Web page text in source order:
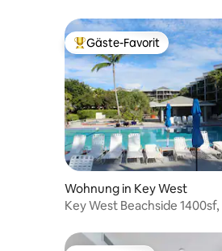
Beliebter Gäste-Favorit.
Gäste-Favorit
Wohnung in Key West
Key West Beachside